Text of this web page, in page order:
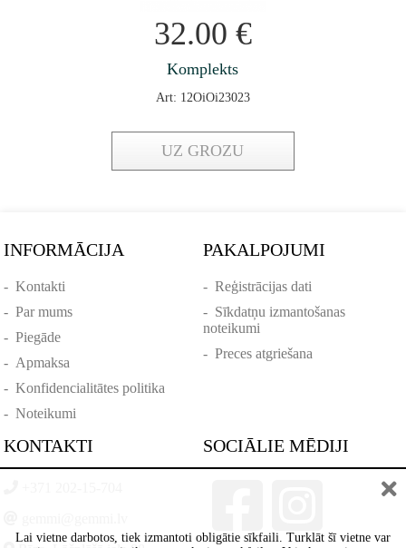
32.00 €
Komplekts
Art: 12OiOi23023
UZ GROZU
INFORMĀCIJA
-Kontakti
-Par mums
-Piegāde
- Apmaksa
-Konfidencialitātes politika
-Noteikumi
PAKALPOJUMI
- Reģistrācijas dati
- Sīkdatņu izmantošanas
noteikumi
- Preces atgriešana
KONTAKTI SOCIĀLIE MĒDIJI
Lai vietne darbotos, tiek izmantoti obligātie sīkfaili. Turklāt šī vietne var